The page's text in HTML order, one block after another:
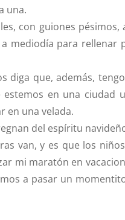
una.
con guiones pésimos,
mediodía para rellenar
diga que, además,
estemos en una
en una velada.
del espíritu
van, y es que los
mi maratón en
a pasar un